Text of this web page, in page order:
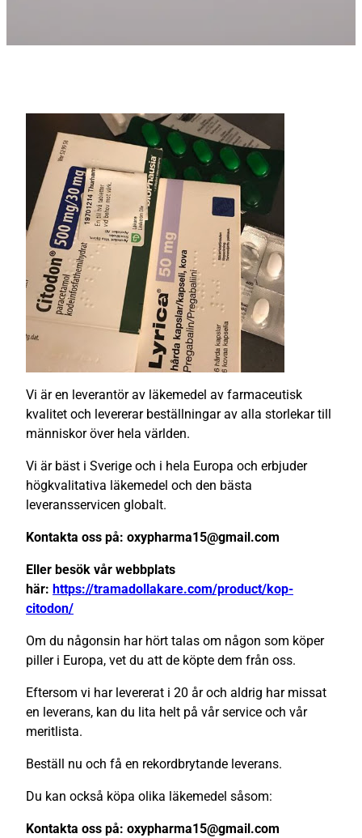
Vi är en leverantör av läkemedel av farmaceutisk
kvalitet och levererar beställningar av alla storlekar till
människor över hela världen.
Vi är bäst i Sverige och i hela Europa och erbjuder
högkvalitativa läkemedel och den bästa
leveransservicen globalt.
Kontakta oss på: oxypharma15@gmail.com
Eller besök vår webbplats
här: https://tramadollakare.com/product/kop-
citodon/
Om du någonsin har hört talas om någon som köper
piller i Europa, vet du att de köpte dem från oss.
Eftersom vi har levererat i 20 år och aldrig har missat
en leverans, kan du lita helt på vår service och vår
meritlista.
Beställ nu och få en rekordbrytande leverans.
Du kan också köpa olika läkemedel såsom:
Kontakta oss på: oxypharma15@gmail.com